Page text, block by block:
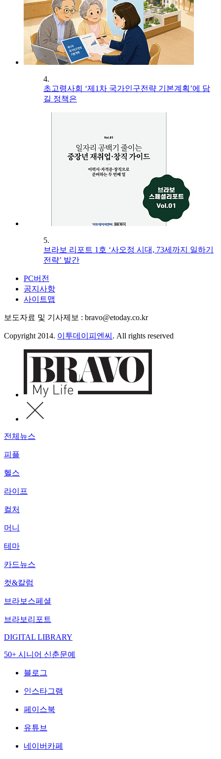
4.
초고령사회 ‘제1차 국가인구전략 기본계획’에 담
길 정책은
5.
브라보 리포트 1호 ‘사오정 시대, 73세까지 일하기
전략’ 발간
PC버전
공지사항
사이트맵
보도자료 및 기사제보 : bravo@etoday.co.kr
Copyright 2014. 이투데이피엔씨 . All rights reserved
전체뉴스
피플
헬스
라이프
컬처
머니
테마
카드뉴스
컷&칼럼
브라보스페셜
브라보리포트
DIGITAL LIBRARY
50+ 시니어 신춘문예
블로그
인스타그램
페이스북
유튜브
네이버카페